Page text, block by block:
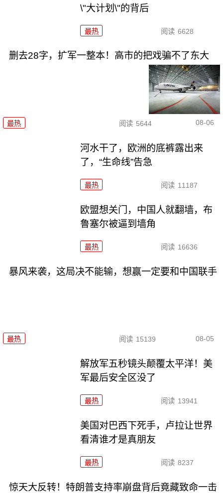
\"大计划\"的背后
最热 阅读 6628
删去28字，扩军一整本！高市的把戏骗不了东大
最热 阅读 5644 08-06
河水干了，欧洲的底裤露出来
了，“生命线”告急
最热 阅读 11187
欧盟想关门，中国人就翻墙，布
鲁塞尔被逼到墙角
最热 阅读 16636
暴风来袭，这局决不能输，想赢一定要和中国联手
最热 阅读 15139 08-05
解放军五秒镜头颠覆太平洋！美
军最后安全区没了
最热 阅读 13941
美国对巴西下死手，卢拉让世界
看清谁才是真朋友
最热 阅读 8237
惊天大反转！特朗普支持率崩盘背后竟藏致命一击